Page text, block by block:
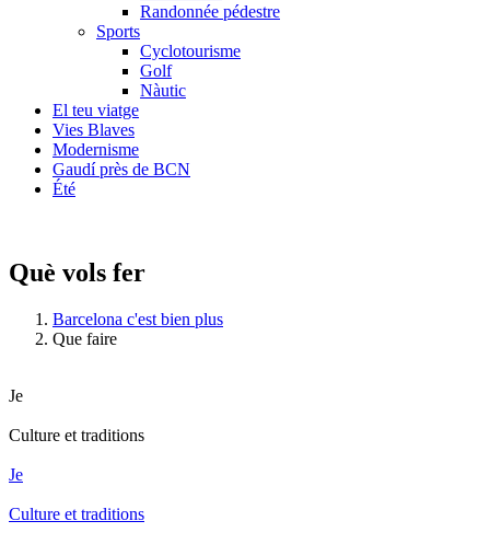
Randonnée pédestre
Sports
Cyclotourisme
Golf
Nàutic
El teu viatge
Vies Blaves
Modernisme
Gaudí près de BCN
Été
Què vols fer
Barcelona c'est bien plus
Que faire
Je
Culture et traditions
Je
Culture et traditions